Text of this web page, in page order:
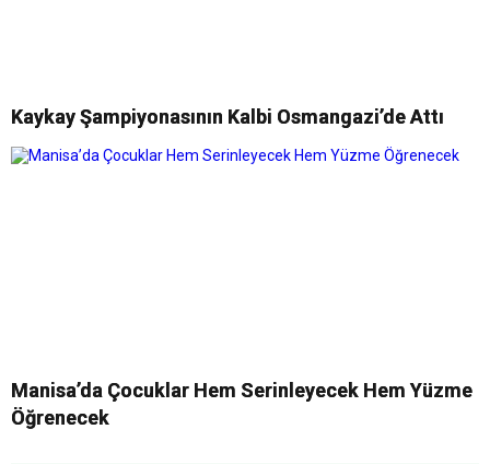
Kaykay Şampiyonasının Kalbi Osmangazi’de Attı
Manisa’da Çocuklar Hem Serinleyecek Hem Yüzme
Öğrenecek